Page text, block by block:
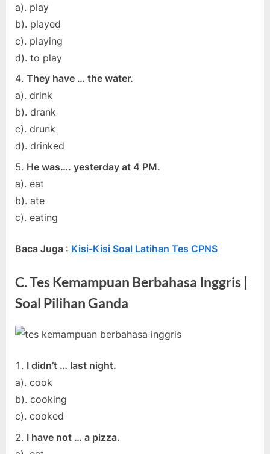
a). play
b). played
c). playing
d). to play
They have … the water.
a). drink
b). drank
c). drunk
d). drinked
He was…. yesterday at 4 PM.
a). eat
b). ate
c). eating
Baca Juga : Kisi-Kisi Soal Latihan Tes CPNS
C. Tes Kemampuan Berbahasa Inggris |
Soal Pilihan Ganda
I didn’t … last night.
a). cook
b). cooking
c). cooked
I have not … a pizza.